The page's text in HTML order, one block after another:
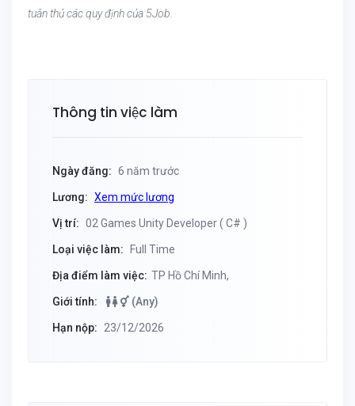
tuân thủ các quy định của 5Job.
Thông tin việc làm
Ngày đăng: 6 năm trước
Lương: Xem mức lương
Vị trí: 02 Games Unity Developer ( C# )
Loại việc làm: Full Time
Địa điểm làm việc: TP Hồ Chí Minh,
Giới tính: (Any)
Hạn nộp: 23/12/2026